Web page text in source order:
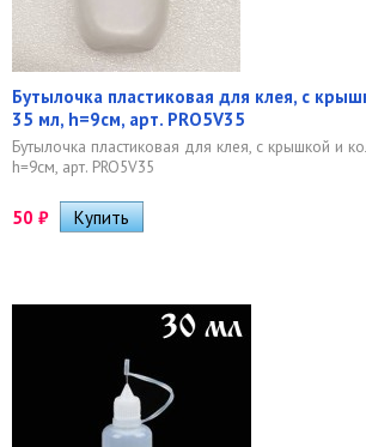
Бутылочка пластиковая для клея, с
35 мл, h=9см, арт. PRO5V35
Бутылочка пластиковая для клея, с крышкой и
h=9см, арт. PRO5V35
50 ₽